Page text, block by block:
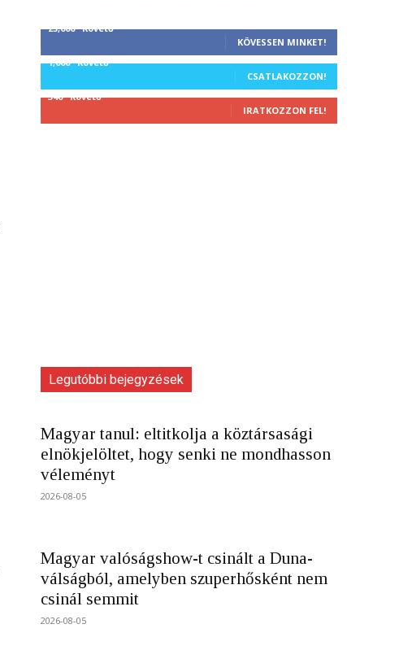
25,000 Követő
KÖVESSEN MINKET!
1,000 Követő
CSATLAKOZZON!
340 Követő
IRATKOZZON FEL!
Legutóbbi bejegyzések
Magyar tanul: eltitkolja a köztársasági
elnökjelöltet, hogy senki ne mondhasson
véleményt
2026-08-05
Magyar valóságshow-t csinált a Duna-
válságból, amelyben szuperhősként nem
csinál semmit
2026-08-05